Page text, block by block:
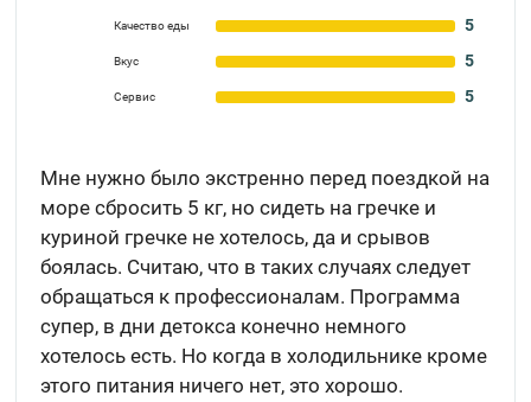
Качество еды 5
Вкус 5
Сервис 5
Мне нужно было экстренно перед поездкой на
море сбросить 5 кг, но сидеть на гречке и
куриной гречке не хотелось, да и срывов
боялась. Считаю, что в таких случаях следует
обращаться к профессионалам. Программа
супер, в дни детокса конечно немного
хотелось есть. Но когда в холодильнике кроме
этого питания ничего нет, это хорошо.